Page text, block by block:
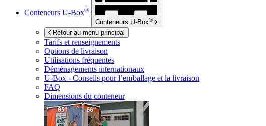
Conteneurs U-Box®
Conteneurs U-Box®
Retour au menu principal
Tarifs et renseignements
Options de livraison
Utilisations fréquentes
Déménagements internationaux
U-Box - Conseils pour l’emballage et la livraison
FAQ
Dimensions du conteneur